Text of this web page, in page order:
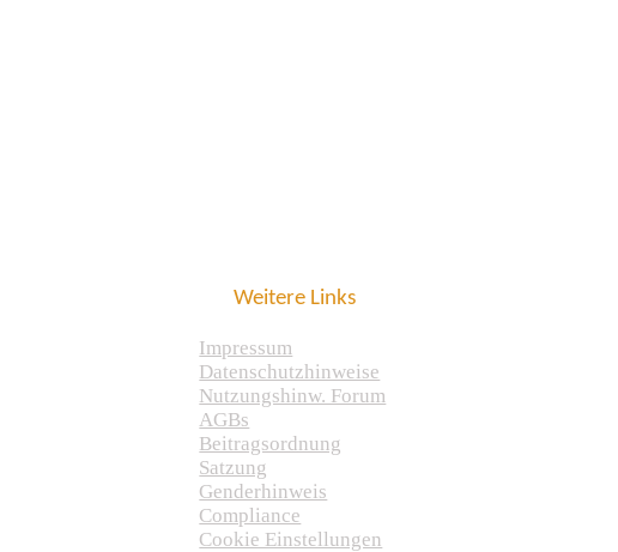
Weitere Links
Impressum
Datenschutzhinweise
Nutzungshinw. Forum
AGBs
Beitragsordnung
Satzung
Genderhinweis
Compliance
Cookie Einstellungen